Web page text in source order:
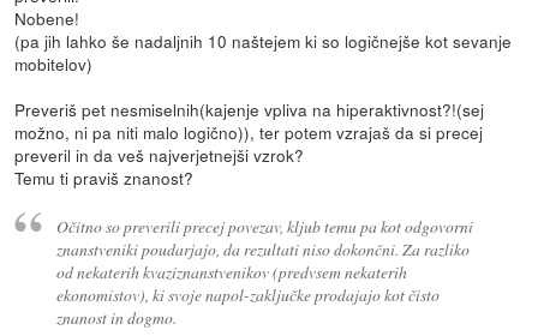
Nobene!
(pa jih lahko še nadaljnih 10 naštejem ki so logičnejše kot sevanje
mobitelov)
Preveriš pet nesmiselnih(kajenje vpliva na hiperaktivnost?!(sej
možno, ni pa niti malo logično)), ter potem vzrajaš da si precej
preveril in da veš najverjetnejši vzrok?
Temu ti praviš znanost?
Očitno so preverili precej povezav, kljub temu pa kot odgovorni
znanstveniki poudarjajo, da rezultati niso dokončni. Za razliko
od nekaterih kvaziznanstvenikov (predvsem nekaterih
ekonomistov), ki svoje napol-zaključke prodajajo kot čisto
znanost in dogmo.